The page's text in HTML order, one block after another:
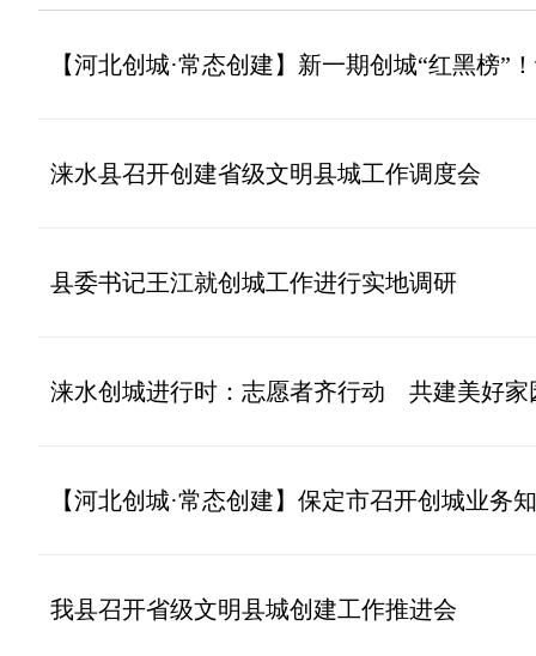
【河北创城·常态创建】新一期创城“红黑榜”
涞水县召开创建省级文明县城工作调度会
县委书记王江就创城工作进行实地调研
涞水创城进行时：志愿者齐行动 共建美好家
【河北创城·常态创建】保定市召开创城业务
我县召开省级文明县城创建工作推进会